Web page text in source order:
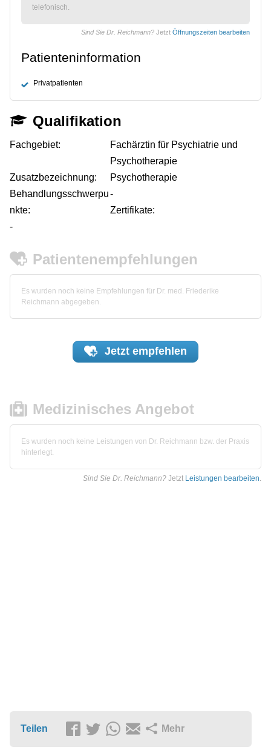
telefonisch.
Sind Sie Dr. Reichmann? Jetzt Öffnungszeiten bearbeiten
Patienteninformation
Privatpatienten
Qualifikation
Fachgebiet:
Fachärztin für Psychiatrie und
Psychotherapie
Zusatzbezeichnung:
Psychotherapie
Behandlungsschwerpu
nkte:
-
Zertifikate:
-
Patientenempfehlungen
Es wurden noch keine Empfehlungen für Dr. med. Friederike
Reichmann abgegeben.
Jetzt empfehlen
Medizinisches Angebot
Es wurden noch keine Leistungen von Dr. Reichmann bzw. der Praxis
hinterlegt.
Sind Sie Dr. Reichmann? Jetzt Leistungen bearbeiten.
Teilen Mehr